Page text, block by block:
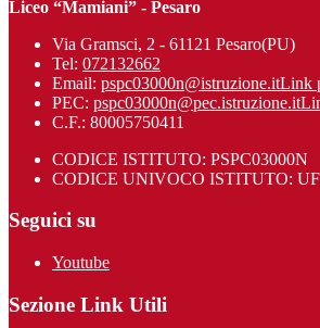
Liceo “Mamiani” - Pesaro
Via Gramsci, 2 - 61121 Pesaro(PU)
Tel: 072132662
Email: pspc03000n@istruzione.itLink
PEC: pspc03000n@pec.istruzione.it
C.F.: 80005750411
CODICE ISTITUTO: PSPC03000N
CODICE UNIVOCO ISTITUTO:
Seguici su
Youtube
Sezione Link Utili